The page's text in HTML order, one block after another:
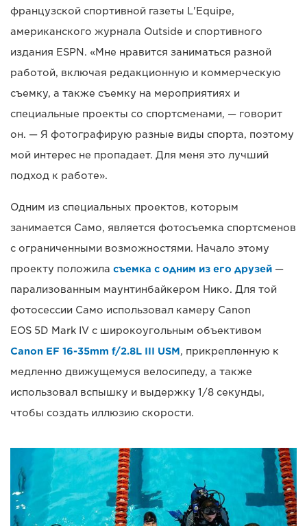
французской спортивной газеты L'Equipe,
американского журнала Outside и спортивного
издания ESPN. «Мне нравится заниматься разной
работой, включая редакционную и коммерческую
съемку, а также съемку на мероприятиях и
специальные проекты со спортсменами, — говорит
он. — Я фотографирую разные виды спорта, поэтому
мой интерес не пропадает. Для меня это лучший
подход к работе».
Одним из специальных проектов, которым
занимается Само, является фотосъемка спортсменов
с ограниченными возможностями. Начало этому
проекту положила съемка с одним из его друзей —
парализованным маунтинбайкером Нико. Для той
фотосессии Само использовал камеру Canon
EOS 5D Mark IV с широкоугольным объективом
Canon EF 16-35mm f/2.8L III USM, прикрепленную к
медленно движущемуся велосипеду, а также
использовал вспышку и выдержку 1/8 секунды,
чтобы создать иллюзию скорости.